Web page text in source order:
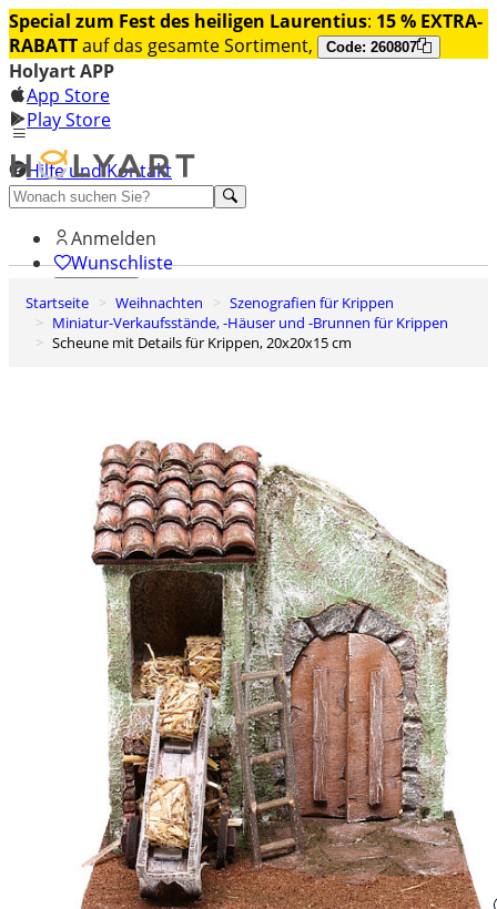
Special zum Fest des heiligen Laurentius: 15 % EXTRA-
RABATTauf das gesamte Sortiment, Code: 260807
Holyart APP
App Store
Play Store
Hilfe und Kontakt
Entdecken Sie Premium
Anmelden
Wunschliste
0
Warenkorb
Startseite Weihnachten
Szenografien für Krippen
Miniatur-Verkaufsstände, -Häuser und -Brunnen für Krippen
Scheune mit Details für Krippen, 20x20x15 cm